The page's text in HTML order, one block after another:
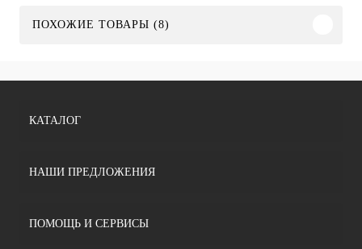
ПОХОЖИЕ ТОВАРЫ (8)
КАТАЛОГ
НАШИ ПРЕДЛОЖЕНИЯ
ПОМОЩЬ И СЕРВИСЫ